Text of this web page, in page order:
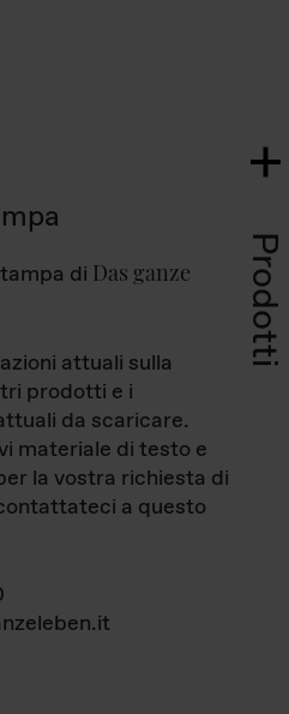
Prodotti
di Das ganze
attuali sulla
prodotti e i
da scaricare.
materiale di testo e
la vostra richiesta di
a questo